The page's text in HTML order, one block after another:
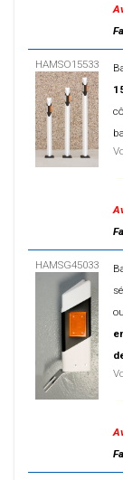
HAMSO15533
HAMSG45033